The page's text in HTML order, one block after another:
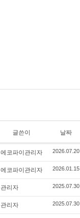
글쓴이 날짜
에코파이관리자 2026.07.20
에코파이관리자 2026.01.15
관리자 2025.07.30
관리자 2025.07.30